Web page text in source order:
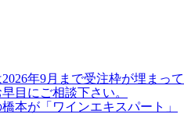
年9月まで受注枠が埋まって
目にご相談下さい。
本が「ワインエキスパート」